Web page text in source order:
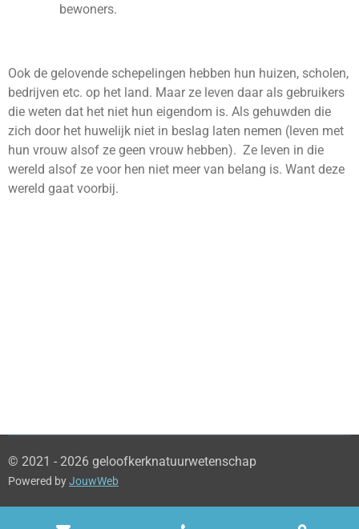
bewoners.
Ook de gelovende schepelingen hebben hun huizen, scholen,
bedrijven etc. op het land. Maar ze leven daar als gebruikers
die weten dat het niet hun eigendom is. Als gehuwden die
zich door het huwelijk niet in beslag laten nemen (leven met
hun vrouw alsof ze geen vrouw hebben). Ze leven in die
wereld alsof ze voor hen niet meer van belang is. Want deze
wereld gaat voorbij.
© 2021 - 2026 geloofkerknatuurwetenschap
Powered byJouwWeb